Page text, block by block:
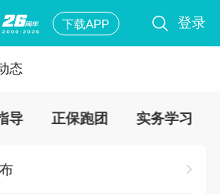
下载APP 登录
态
导 正保跑团 实务学习